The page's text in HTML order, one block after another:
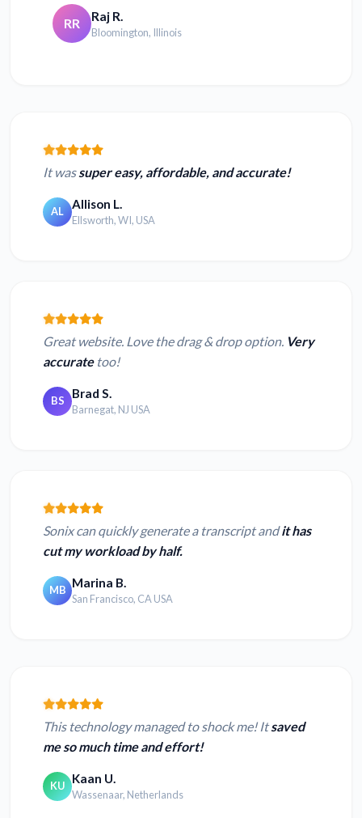
RR Raj R.
Bloomington, Illinois
It wassuper easy, affordable, and accurate!
AL Allison L.
Ellsworth, WI, USA
Great website. Love the drag & drop option. Very
accuratetoo!
BS Brad S.
Barnegat, NJ USA
Sonix can quickly generate a transcript andit has
cut my workload by half.
MB Marina B.
San Francisco, CA USA
This technology managed to shock me! Itsaved
me so much time and effort!
KU Kaan U.
Wassenaar, Netherlands